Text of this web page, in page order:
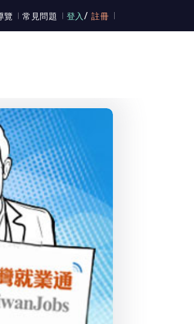
覽 常見問題 登入 / 註冊